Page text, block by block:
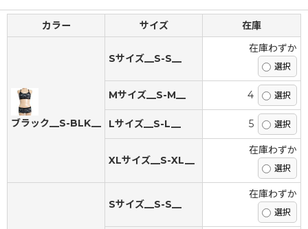
カラー サイズ 在庫
ブラック__S-BLK__
Sサイズ__S-S__
在庫わずか
Mサイズ__S-M__ 4
Lサイズ__S-L__ 5
XLサイズ__S-XL__
在庫わずか
Sサイズ__S-S__
在庫わずか